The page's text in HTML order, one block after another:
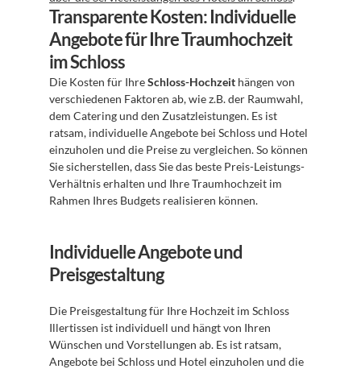
Transparente Kosten: Individuelle
Angebote für Ihre Traumhochzeit
im Schloss
Die Kosten für Ihre Schloss-Hochzeit hängen von
verschiedenen Faktoren ab, wie z.B. der Raumwahl,
dem Catering und den Zusatzleistungen. Es ist
ratsam, individuelle Angebote bei Schloss und Hotel
einzuholen und die Preise zu vergleichen. So können
Sie sicherstellen, dass Sie das beste Preis-Leistungs-
Verhältnis erhalten und Ihre Traumhochzeit im
Rahmen Ihres Budgets realisieren können.
Individuelle Angebote und
Preisgestaltung
Die Preisgestaltung für Ihre Hochzeit im Schloss
Illertissen ist individuell und hängt von Ihren
Wünschen und Vorstellungen ab. Es ist ratsam,
Angebote bei Schloss und Hotel einzuholen und die